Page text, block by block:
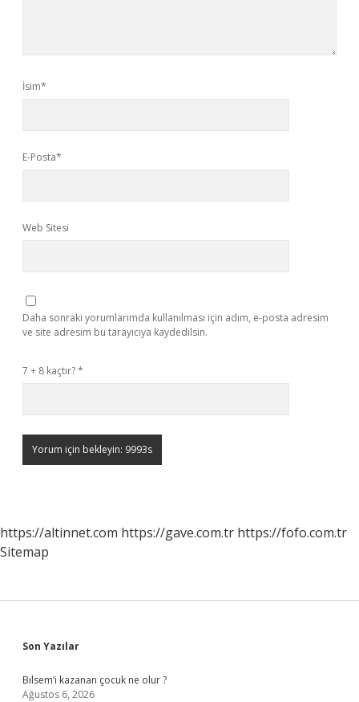
İsim*
E-Posta*
Web Sitesi
Daha sonraki yorumlarımda kullanılması için adım, e-posta adresim
ve site adresim bu tarayıcıya kaydedilsin.
7 + 8 kaçtır?*
https://altinnet.com https://gave.com.tr https://fofo.com.tr
Sitemap
Sidebar
Son Yazılar
Bilsem’i kazanan çocuk ne olur ?
Ağustos 6, 2026